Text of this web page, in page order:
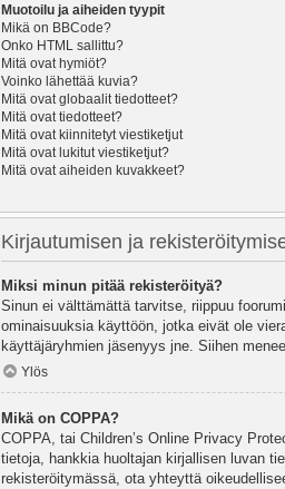
Muotoilu ja aiheiden tyypit
Mikä on BBCode?
Onko HTML sallittu?
Mitä ovat hymiöt?
Voinko lähettää kuvia?
Mitä ovat globaalit tiedotteet?
Mitä ovat tiedotteet?
Mitä ovat kiinnitetyt viestiketjut
Mitä ovat lukitut viestiketjut?
Mitä ovat aiheiden kuvakkeet?
Kirjautumisen ja
Miksi minun pitää rekisteröityä?
Sinun ei välttämättä tarvitse, riippuu
ominaisuuksia käyttöön, jotka eivät ole
käyttäjäryhmien jäsenyys jne. Siihen
Ylös
Mikä on COPPA?
COPPA, tai Children’s Online Privacy
tietoja, hankkia huoltajan kirjallisen luvan
rekisteröitymässä, ota yhteyttä